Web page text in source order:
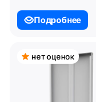
Подробнее
нет оценок